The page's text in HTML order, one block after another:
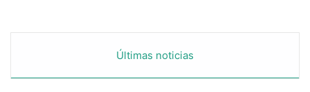
Últimas noticias